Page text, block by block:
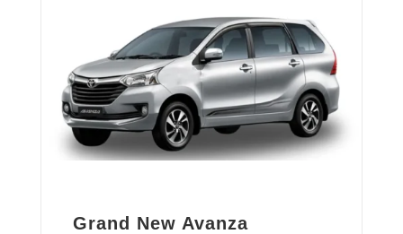
Grand New Avanza